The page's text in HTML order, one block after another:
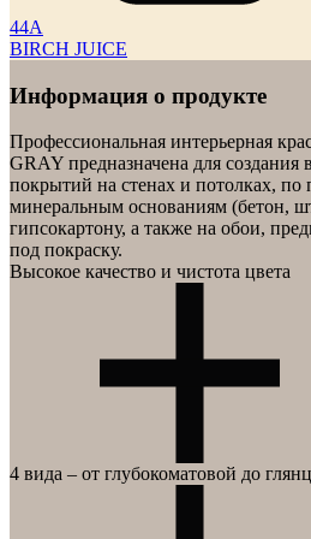
44A
BIRCH JUICE
Информация о продукте
Профессиональная интерьерная
GRAY предназначена для создания
покрытий на стенах и потолках, по
минеральным основаниям (бетон,
гипсокартону, а также на обои,
под покраску.
Высокое качество и чистота цвета
В производстве краски Ölsta
4 вида – от глубокоматовой до